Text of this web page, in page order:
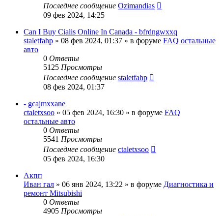
Последнее сообщение Ozimandias
09 фев 2024, 14:25
Can I Buy Cialis Online In Canada - bfrdngwxxq
staletfahp » 08 фев 2024, 01:37 » в форуме FAQ остальные
авто
0 Ответы
5125 Просмотры
Последнее сообщение staletfahp
08 фев 2024, 01:37
- gcajmxxane
ctaletxsoo » 05 фев 2024, 16:30 » в форуме FAQ
остальные авто
0 Ответы
5541 Просмотры
Последнее сообщение ctaletxsoo
05 фев 2024, 16:30
Акпп
Иван гал » 06 янв 2024, 13:22 » в форуме Диагностика и
ремонт Mitsubishi
0 Ответы
4905 Просмотры